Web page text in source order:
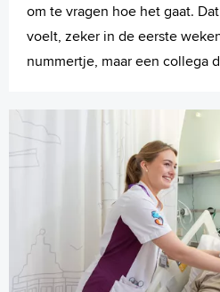
om te vragen hoe het gaat.
voelt, zeker in de eerste
nummertje, maar een collega